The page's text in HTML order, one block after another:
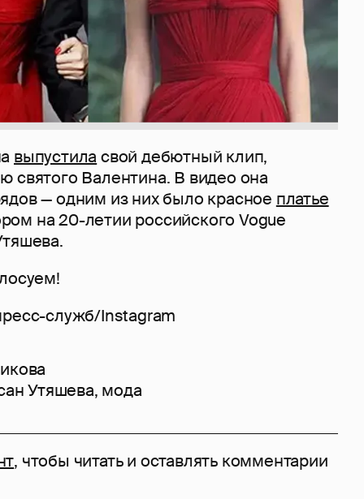
выпустила свой дебютный клип,
святого Валентина. В видео она
— одним из них было красное платье
на 20-летии российского Vogue
служб/Instagram
Утяшева, мода
, чтобы читать и оставлять комментарии